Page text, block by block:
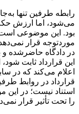
رابطه طرفین تنها
می‌شود، اما ارزش حکم
بود. این موضوعی است
موردتوجه قرار
در دادگاه حاضرشده و
این قرارداد ثابت
اعلام می‌کند که در
قرارداد در روابط
استناد نیست؛ در
را تحت تأثیر قرار